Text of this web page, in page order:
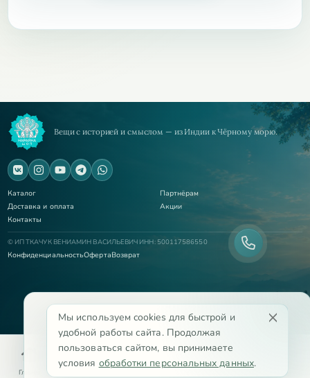
Главная Поиск
Вещи с историей и смыслом — из Индии к Чёрному морю.
Каталог
Партнёрам
Доставка и оплата
Акции
Контакты
© ИП ТКАЧУК ВЕНИАМИН ВАСИЛЬЕВИЧ ИНН: 500117586550
КонфиденциальностьОфертаВозврат
Мы используем cookies для быстрой и
удобной работы сайта. Продолжая
пользоваться сайтом, вы принимаете
условия обработки персональных данных.